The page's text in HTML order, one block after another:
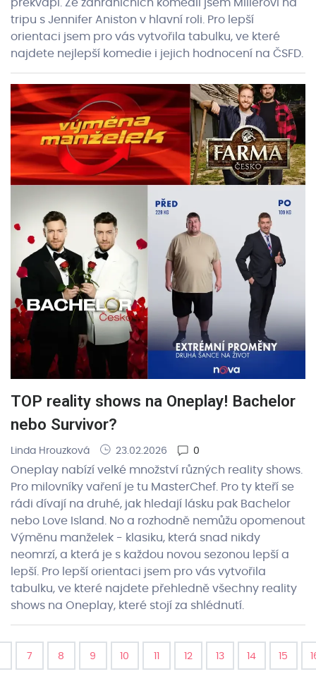
překvapí. Ze zahraničních komedií jsem Millerovi na
tripu s Jennifer Aniston v hlavní roli. Pro lepší
orientaci jsem pro vás vytvořila tabulku, ve které
najdete nejlepší komedie i jejich hodnocení na ČSFD.
TOP reality shows na Oneplay! Bachelor
nebo Survivor?
Linda Hrouzková 23.02.2026 0
Oneplay nabízí velké množství různých reality shows.
Pro milovníky vaření je tu MasterChef. Pro ty kteří se
rádi dívají na druhé, jak hledají lásku pak Bachelor
nebo Love Island. No a rozhodně nemůžu opomenout
Výměnu manželek - klasiku, která snad nikdy
neomrzí, a která je s každou novou sezonou lepší a
lepší. Pro lepší orientaci jsem pro vás vytvořila
tabulku, ve které najdete přehledně všechny reality
shows na Oneplay, které stojí za shlédnutí.
7 8 9 10 11 12 13 14 15